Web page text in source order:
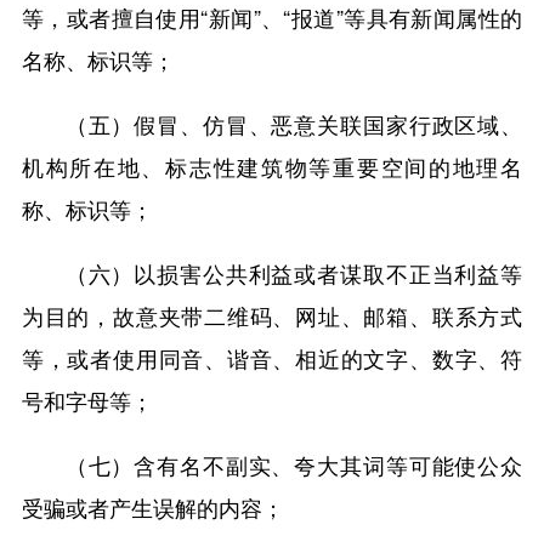
等，或者擅自使用“新闻”、“报道”等具有新闻属性的
名称、标识等；
（五）假冒、仿冒、恶意关联国家行政区域、
机构所在地、标志性建筑物等重要空间的地理名
称、标识等；
（六）以损害公共利益或者谋取不正当利益等
为目的，故意夹带二维码、网址、邮箱、联系方式
等，或者使用同音、谐音、相近的文字、数字、符
号和字母等；
（七）含有名不副实、夸大其词等可能使公众
受骗或者产生误解的内容；